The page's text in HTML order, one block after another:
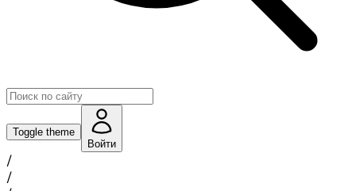
Toggle theme
Войти
/
/